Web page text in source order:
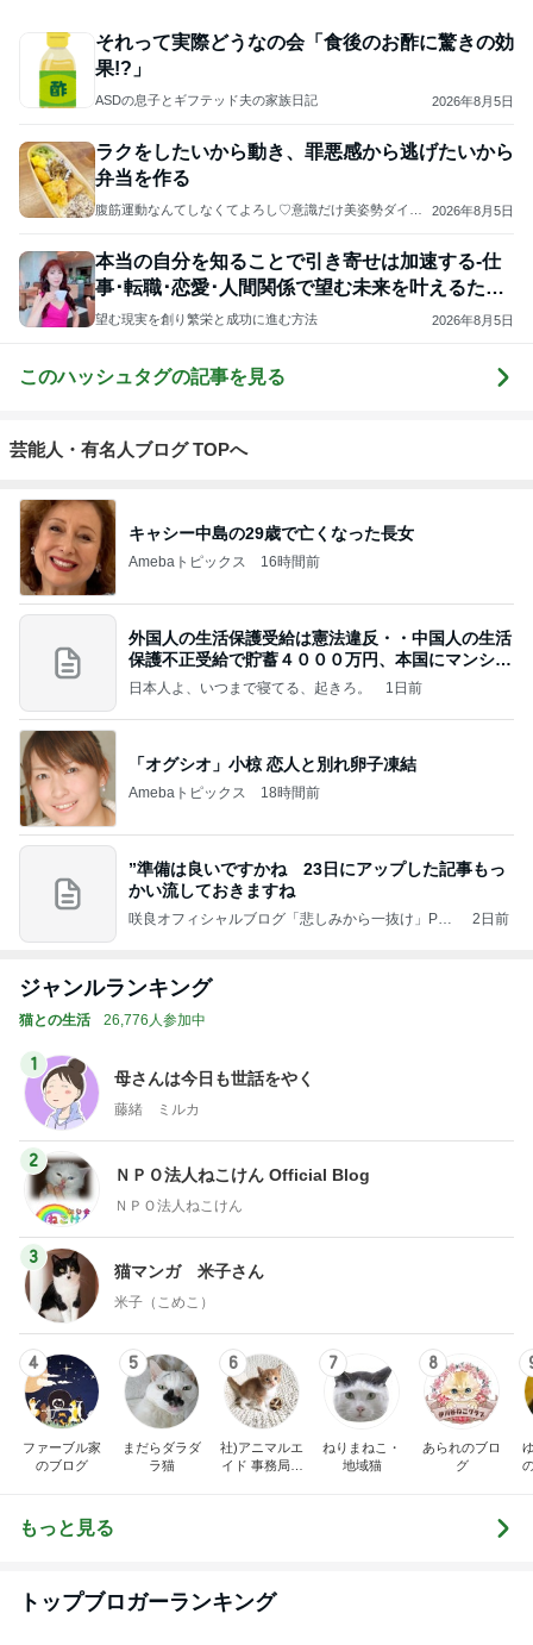
それって実際どうなの会「食後のお酢に驚きの効
果!?」
ASDの息子とギフテッド夫の家族日記 2026年8月5日
ラクをしたいから動き、罪悪感から逃げたいから
弁当を作る
腹筋運動なんてしなくてよろし♡意識だけ美姿勢ダイエ
2026年8月5日
本当の自分を知ることで引き寄せは加速する-仕
事･転職･恋愛･人間関係で望む未来を叶えるため
に
望む現実を創り繁栄と成功に進む方法 2026年8月5日
このハッシュタグの記事を見る
芸能人・有名人ブログ TOPへ
キャシー中島の29歳で亡くなった長女
Amebaトピックス 16時間前
外国人の生活保護受給は憲法違反・・中国人の生活
保護不正受給で貯蓄４０００万円、本国にマンショ
ンを
日本人よ、いつまで寝てる、起きろ。 1日前
「オグシオ」小椋 恋人と別れ卵子凍結
Amebaトピックス 18時間前
”準備は良いですかね 23日にアップした記事もっ
かい流しておきますね
咲良オフィシャルブログ「悲しみから一抜け」Pow
2日前
ジャンルランキング
猫との生活 26,776人参加中
1
母さんは今日も世話をやく
藤緒 ミルカ
2
ＮＰＯ法人ねこけん Official Blog
ＮＰＯ法人ねこけん
3
猫マンガ 米子さん
米子（こめこ）
4
ファーブル家
のブログ
5
まだらダラダ
ラ猫
6
社)アニマルエ
イド 事務局＆
7
ねりまねこ・
地域猫
8
あられのブロ
グ
もっと見る
トップブロガーランキング